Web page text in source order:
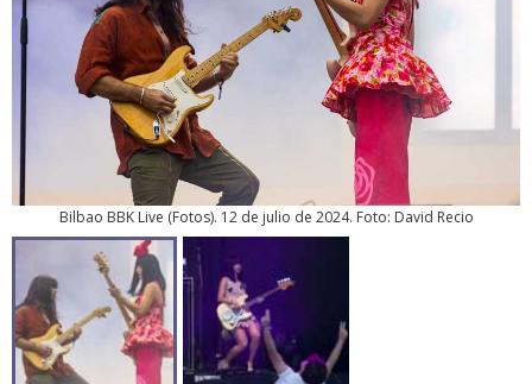
Bilbao BBK Live (Fotos). 12 de julio de 2024. Foto: David Recio